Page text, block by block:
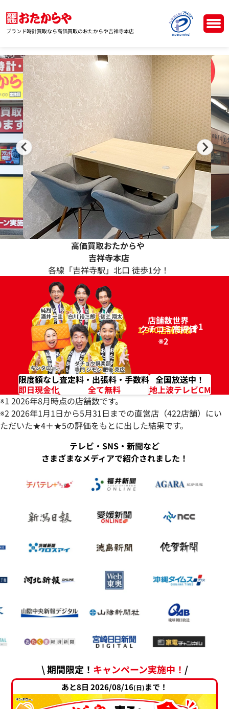
ブランド時計買取なら高価買取のおたからや吉祥寺本店
高価買取おたからや
吉祥寺本店
各線「吉祥寺駅」北口 徒歩1分！
店舗数世界
1,940店舗突破！
※1
クチコミ高評価
96.2%
※2
限度額なし
即日現金化
査定料・出張料・手数料
全て無料
全国放送中！
地上波テレビCM
※1 2026年8月時点の店舗数です。
※2 2026年1月1日から5月31日までの直営店（422店舗）にい
ただいた★4＋★5の評価をもとに出した結果です。
テレビ・SNS・新聞など
さまざまなメディアで紹介されました！
\ 期間限定！ キャンペーン実施中！ /
あと8日 2026/08/16(日)まで！